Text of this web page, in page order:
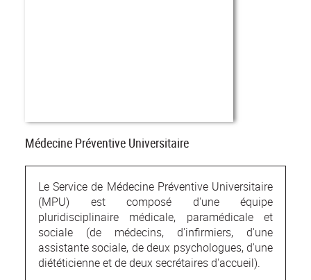
Médecine Préventive Universitaire
Le Service de Médecine Préventive Universitaire
(MPU) est composé d'une équipe
pluridisciplinaire médicale, paramédicale et
sociale (de médecins, d'infirmiers, d'une
assistante sociale, de deux psychologues, d'une
diététicienne et de deux secrétaires d'accueil).